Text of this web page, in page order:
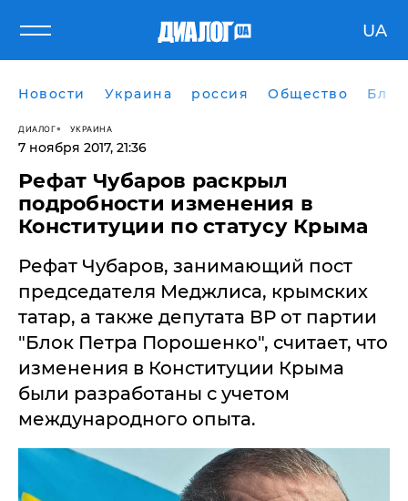
UA
Новости Украина россия Общество
ДИАЛОГ УКРАИНА
7 ноября 2017, 21:36
Рефат Чубаров раскрыл
подробности изменения в
Конституции по статусу Крыма
Рефат Чубаров, занимающий пост
председателя Меджлиса, крымских
татар, а также депутата ВР от партии
"Блок Петра Порошенко", считает, что
изменения в Конституции Крыма
были разработаны с учетом
международного опыта.